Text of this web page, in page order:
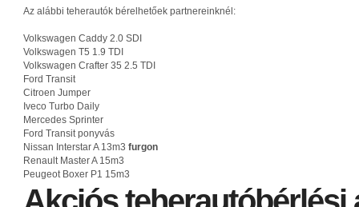
Az alábbi teherautók bérelhetőek partnereinknél:
Volkswagen Caddy 2.0 SDI
Volkswagen T5 1.9 TDI
Volkswagen Crafter 35 2.5 TDI
Ford Transit
Citroen Jumper
Iveco Turbo Daily
Mercedes Sprinter
Ford Transit ponyvás
Nissan Interstar A 13m3 furgon
Renault Master A 15m3
Peugeot Boxer P1 15m3